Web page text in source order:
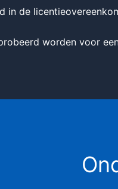
in de
worden voor